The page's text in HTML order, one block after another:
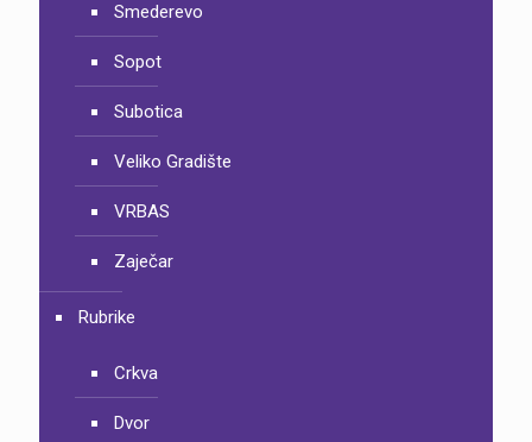
Smederevo
Sopot
Subotica
Veliko Gradište
VRBAS
Zaječar
Rubrike
Crkva
Dvor